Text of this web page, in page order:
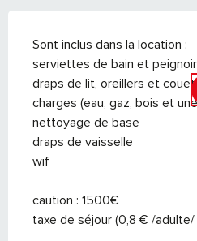
Sont inclus dans la location :
serviettes de bain et
draps de lit, oreillers et
charges (eau, gaz, bois et
nettoyage de base
draps de vaisselle
wif
caution : 1500€
taxe de séjour (0,8 € /adulte/